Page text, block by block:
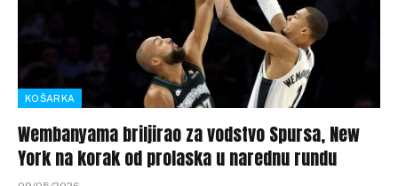
KOŠARKA
Wembanyama briljirao za vodstvo Spursa, New
York na korak od prolaska u narednu rundu